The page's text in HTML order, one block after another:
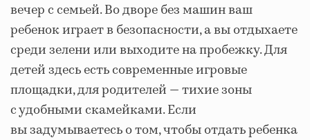
вечер с семьей. Во дворе без машин ваш
ребенок играет в безопасности, а вы отдыхаете
среди зелени или выходите на пробежку. Для
детей здесь есть современные игровые
площадки, для родителей — тихие зоны
с удобными скамейками. Если
вы задумываетесь о том, чтобы отдать ребенка